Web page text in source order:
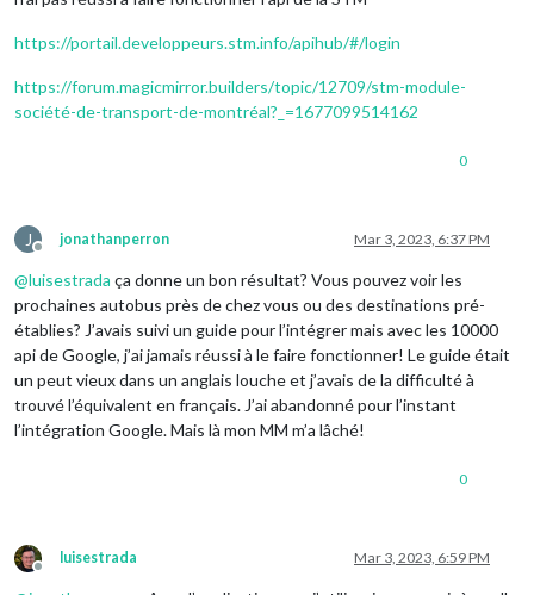
https://portail.developpeurs.stm.info/apihub/#/login
https://forum.magicmirror.builders/topic/12709/stm-module-
société-de-transport-de-montréal?_=1677099514162
0
J
Offline
jonathanperron Mar 3, 2023, 6:37 PM
@luisestrada ça donne un bon résultat? Vous pouvez voir les
prochaines autobus près de chez vous ou des destinations pré-
établies? J’avais suivi un guide pour l’intégrer mais avec les 10000
api de Google, j’ai jamais réussi à le faire fonctionner! Le guide était
un peut vieux dans un anglais louche et j’avais de la difficulté à
trouvé l’équivalent en français. J’ai abandonné pour l’instant
l’intégration Google. Mais là mon MM m’a lâché!
0
Offline
luisestrada Mar 3, 2023, 6:59 PM